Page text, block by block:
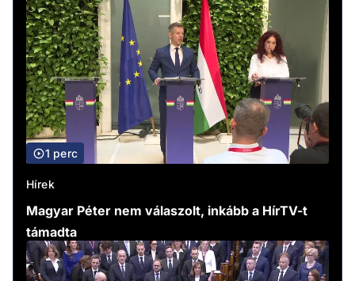
1 perc
Hírek
Magyar Péter nem válaszolt, inkább a HírTV-t
támadta